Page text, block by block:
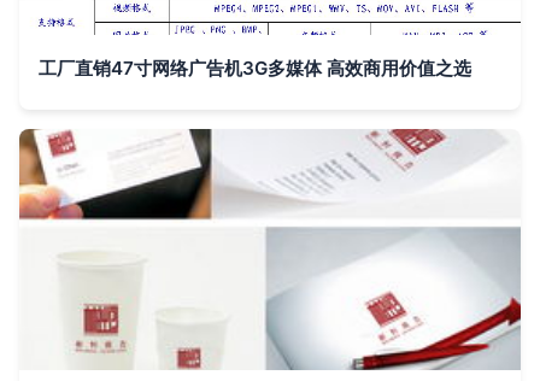
工厂直销47寸网络广告机3G多媒体 高效商用价值之选